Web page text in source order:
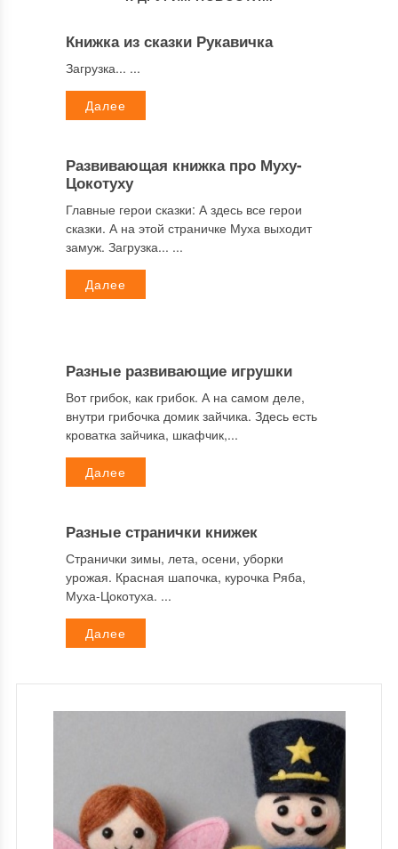
Книжка из сказки Рукавичка
Загрузка... ...
Далее
Развивающая книжка про Муху-
Цокотуху
Главные герои сказки: А здесь все герои
сказки. А на этой страничке Муха выходит
замуж. Загрузка... ...
Далее
Разные развивающие игрушки
Вот грибок, как грибок. А на самом деле,
внутри грибочка домик зайчика. Здесь есть
кроватка зайчика, шкафчик,...
Далее
Разные странички книжек
Странички зимы, лета, осени, уборки
урожая. Красная шапочка, курочка Ряба,
Муха-Цокотуха. ...
Далее